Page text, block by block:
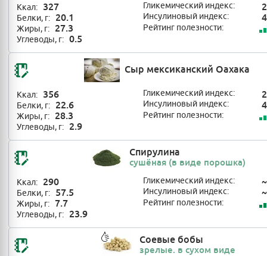
Ккал: 327
Белки, г: 20.1
Жиры, г: 27.3
Углеводы, г: 0.5
Гликемический индекс:
Инсулиновый индекс:
Рейтинг полезности:
Сыр мексиканский Оахака
Ккал: 356
Белки, г: 22.6
Жиры, г: 28.3
Углеводы, г: 2.9
Гликемический индекс:
Инсулиновый индекс:
Рейтинг полезности:
Спирулина
сушёная (в виде порошка)
Ккал: 290
Белки, г: 57.5
Жиры, г: 7.7
Углеводы, г: 23.9
Гликемический индекс: ~
Инсулиновый индекс: ~
Рейтинг полезности:
Соевые бобы
зрелые. в сухом виде